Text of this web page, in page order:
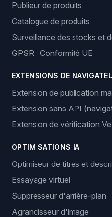
Publieur de produits
Catalogue de produits
Surveillance des stocks et
GPSR : Conformité UE
EXTENSIONS DE
Extension de publication
Extension sans API
Extension de vérification
OPTIMISATIONS IA
Optimiseur de titres et
Essayage virtuel
Suppresseur d'arrière-plan
Agrandisseur d'image